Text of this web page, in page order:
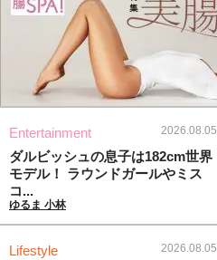
Entertainment 2026.08.05
ダルビッシュの息子は182cm世界
モデル！ ラウンドガールやミス
コ...
ゆるま 小林
Lifestyle 2026.08.05